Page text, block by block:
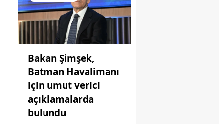
Bakan Şimşek,
Batman Havalimanı
için umut verici
açıklamalarda
bulundu